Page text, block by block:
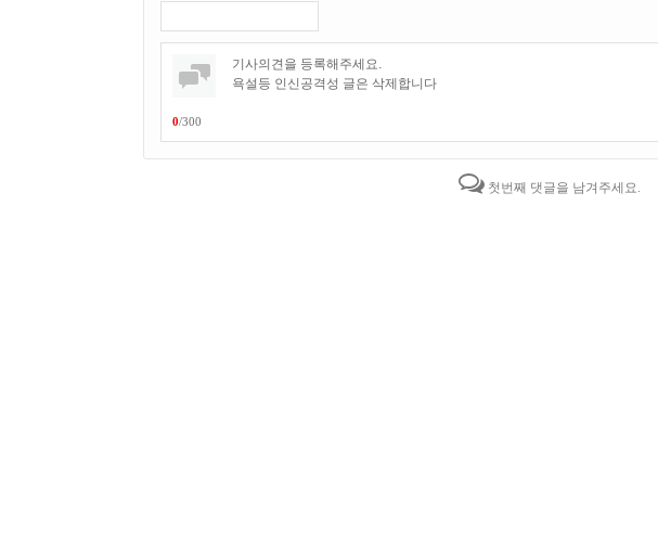
0/300
첫번째 댓글을 남겨주세요.